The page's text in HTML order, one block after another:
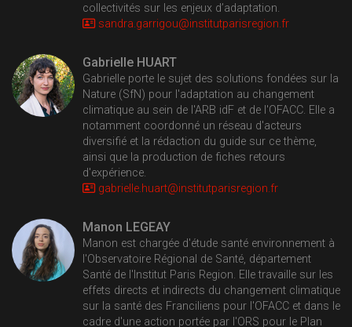
collectivités sur les enjeux d’adaptation.
sandra.garrigou@institutparisregion.fr
Gabrielle HUART
Gabrielle porte le sujet des solutions fondées sur la
Nature (SfN) pour l'adaptation au changement
climatique au sein de l'ARB idF et de l'OFACC. Elle a
notamment coordonné un réseau d'acteurs
diversifié et la rédaction du guide sur ce thème,
ainsi que la production de fiches retours
d'expérience.
gabrielle.huart@institutparisregion.fr
Manon LEGEAY
Manon est chargée d'étude santé environnement à
l'Observatoire Régional de Santé, département
Santé de l'Institut Paris Region. Elle travaille sur les
effets directs et indirects du changement climatique
sur la santé des Franciliens pour l'OFACC et dans le
cadre d'une action portée par l'ORS pour le Plan